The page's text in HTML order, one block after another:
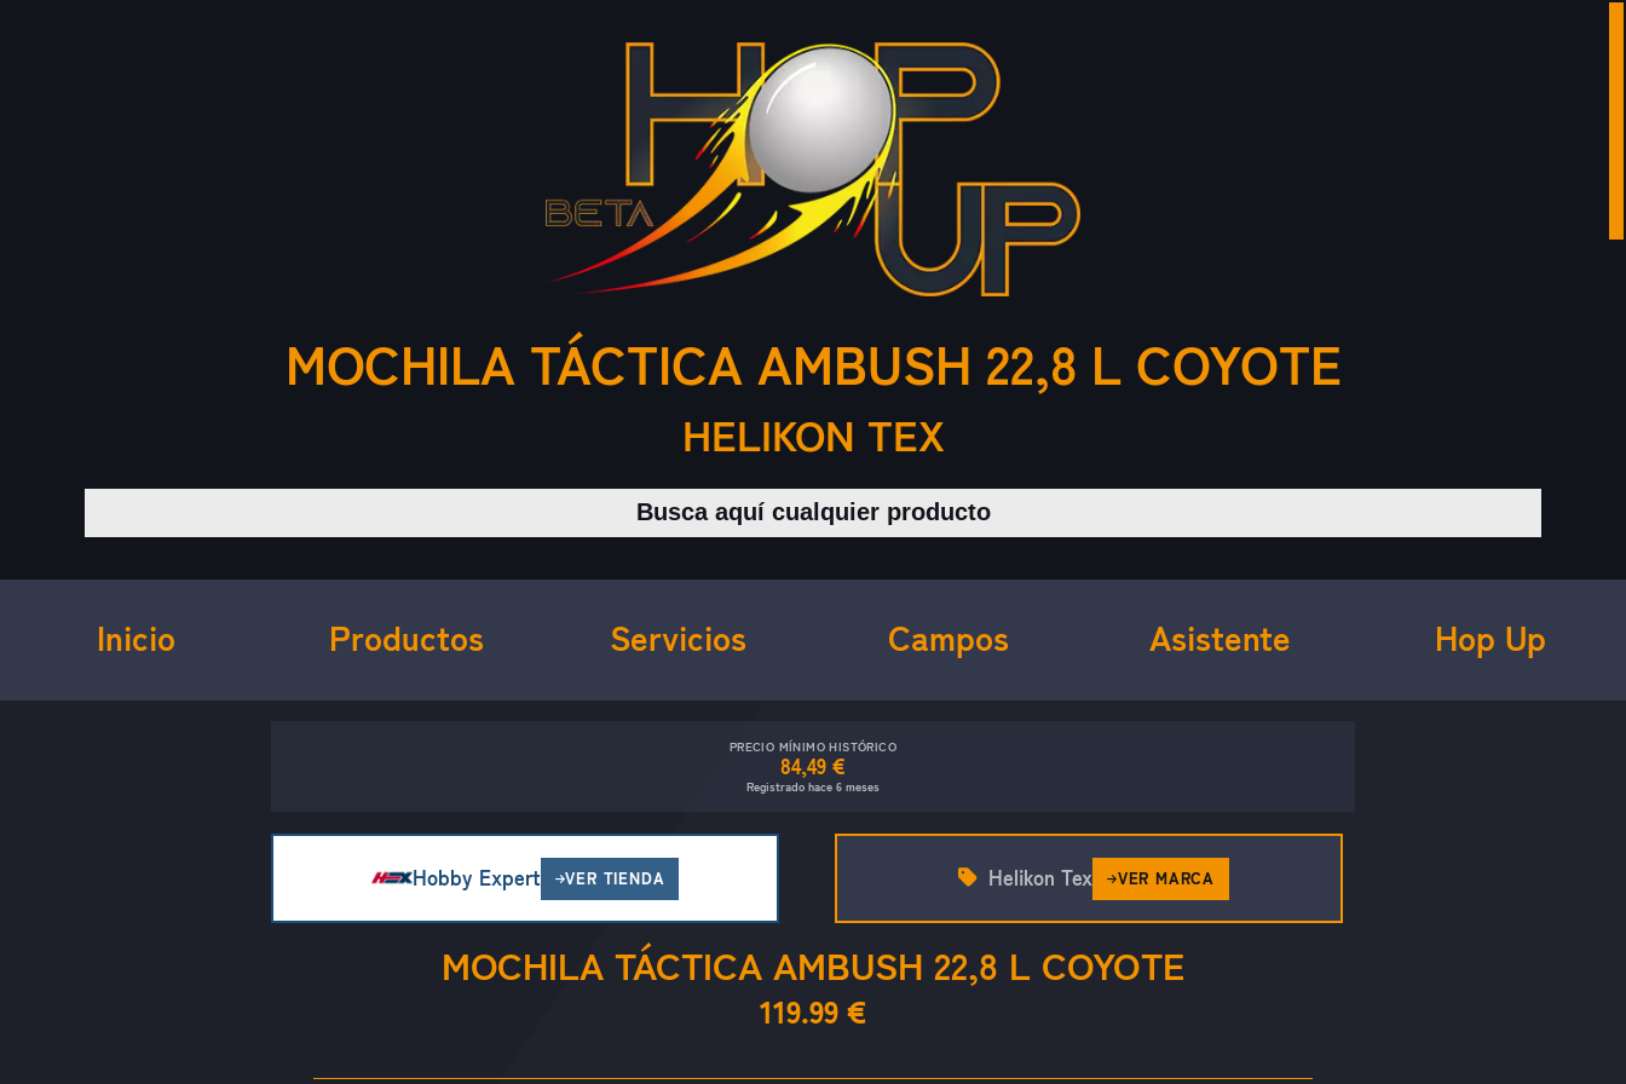
MOCHILA TÁCTICA AMBUSH 22,8 L COYOTE
HELIKON TEX
Buscar productos
Inicio Productos Servicios Campos Asistente Hop Up
PRECIO MÍNIMO HISTÓRICO
84,49 €
Registrado hace 6 meses
Hobby Expert VER TIENDA
MOCHILA TÁCTICA AMBUSH 22,8 L COYOTE
119.99 €
Helikon Tex VER MARCA